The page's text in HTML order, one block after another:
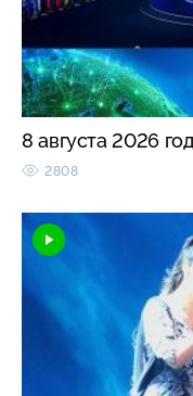
8 августа 2026
2808